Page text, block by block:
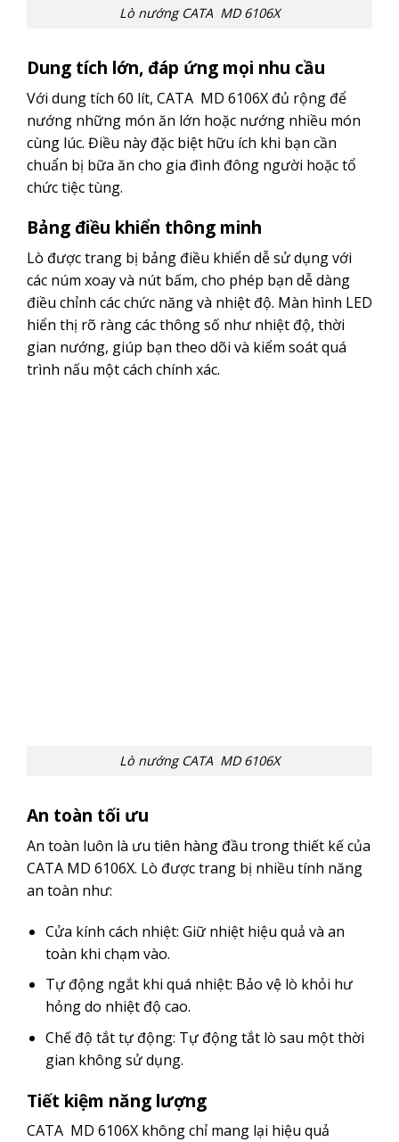
Lò nướng CATA MD 6106X
Dung tích lớn, đáp ứng mọi nhu cầu
Với dung tích 60 lít, CATA MD 6106X đủ rộng để
nướng những món ăn lớn hoặc nướng nhiều món
cùng lúc. Điều này đặc biệt hữu ích khi bạn cần
chuẩn bị bữa ăn cho gia đình đông người hoặc tổ
chức tiệc tùng.
Bảng điều khiển thông minh
Lò được trang bị bảng điều khiển dễ sử dụng với
các núm xoay và nút bấm, cho phép bạn dễ dàng
điều chỉnh các chức năng và nhiệt độ. Màn hình LED
hiển thị rõ ràng các thông số như nhiệt độ, thời
gian nướng, giúp bạn theo dõi và kiểm soát quá
trình nấu một cách chính xác.
Lò nướng CATA MD 6106X
An toàn tối ưu
An toàn luôn là ưu tiên hàng đầu trong thiết kế của
CATA MD 6106X. Lò được trang bị nhiều tính năng
an toàn như:
Cửa kính cách nhiệt: Giữ nhiệt hiệu quả và an
toàn khi chạm vào.
Tự động ngắt khi quá nhiệt: Bảo vệ lò khỏi hư
hỏng do nhiệt độ cao.
Chế độ tắt tự động: Tự động tắt lò sau một thời
gian không sử dụng.
Tiết kiệm năng lượng
CATA MD 6106X không chỉ mang lại hiệu quả